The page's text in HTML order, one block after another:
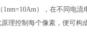
），在不同电
理控制每个像素，便可构